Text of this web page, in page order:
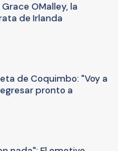
OMalley, la
de Irlanda
de Coquimbo: "Voy a
pronto a